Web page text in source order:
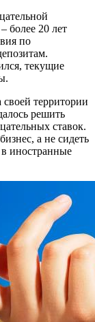
более 20 лет
по
текущие
территории
решить
ставок.
а не сидеть
иностранные